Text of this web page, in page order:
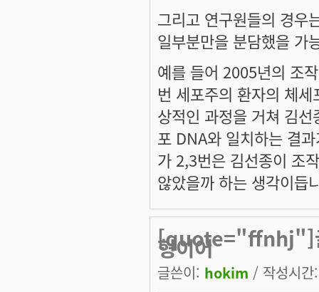
그리고 연구원들의 경우
일부분만을 분담했을 가
예를 들어 2005년의 조
번 세포주의 환자의 체
상적인 과정을 거쳐 김
포 DNA와 일치하는 결
가 2,3번은 김선종이 조
않았을까 하는 생각이듭
[quote="ffnhj"]글
형이어
글쓴이: hokim / 작성시